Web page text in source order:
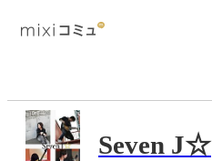
Seven J☆